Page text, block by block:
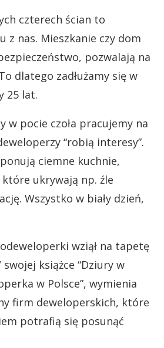
czterech ścian to
z nas. Mieszkanie czy dom
pozwalają na
dlatego zadłużamy się w
25 lat.
w pocie czoła pracujemy na
“robią interesy”.
ciemne kuchnie,
ukrywają np. źle
Wszystko w biały dzień,
wziął na tapetę
swojej książce “Dziury w
w Polsce”, wymienia
firm deweloperskich, które
potrafią się posunąć